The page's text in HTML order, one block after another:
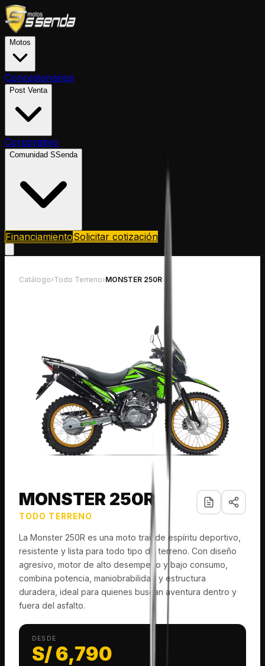
Motos
Concesionarios
Post Venta
Corporativo
Comunidad SSenda
FinanciamientoSolicitar cotización
Catálogo›Todo Terreno›MONSTER 250R
MONSTER 250R
TODO TERRENO
La Monster 250R es una moto trail de espíritu deportivo,
resistente y lista para todo tipo de terreno. Con diseño
agresivo, motor de alto desempeño y bajo consumo,
combina potencia, maniobrabilidad y estructura
duradera, ideal para quienes buscan aventura dentro y
fuera del asfalto.
DESDE
S/6,790